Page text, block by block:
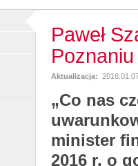
Paweł
Poznaniu
Aktualizacja:
„Co nas
minister
2016 r. o